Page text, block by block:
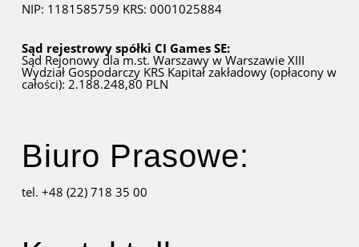
NIP: 1181585759 KRS: 0001025884
Sąd rejestrowy spółki CI Games SE:
Sąd Rejonowy dla m.st. Warszawy w WarszawieXIII
Wydział Gospodarczy KRSKapitał zakładowy (opłacony w
całości): 2.188.248,80 PLN
Biuro Prasowe:
tel. +48 (22) 718 35 00